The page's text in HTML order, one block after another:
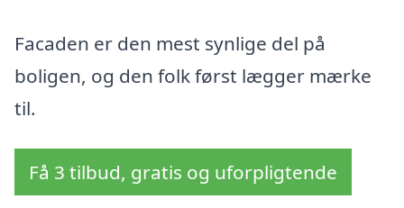
Facaden er den mest synlige del på
boligen, og den folk først lægger mærke
til.
Få 3 tilbud, gratis og uforpligtende